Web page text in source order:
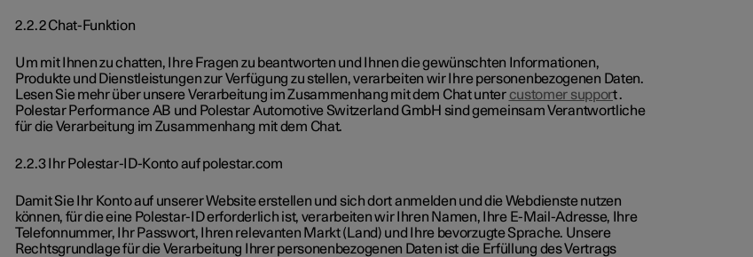
2.2.2 Chat-Funktion
Um mit Ihnen zu chatten, Ihre Fragen zu beantworten und Ihnen die gewünschten Informationen,
Produkte und Dienstleistungen zur Verfügung zu stellen, verarbeiten wir Ihre personenbezogenen Daten.
Lesen Sie mehr über unsere Verarbeitung im Zusammenhang mit dem Chat untercustomer support .
Polestar Performance AB und Polestar Automotive Switzerland GmbH sind gemeinsam Verantwortliche
für die Verarbeitung im Zusammenhang mit dem Chat.
2.2.3 Ihr Polestar-ID-Konto auf polestar.com
Damit Sie Ihr Konto auf unserer Website erstellen und sich dort anmelden und die Webdienste nutzen
können, für die eine Polestar-ID erforderlich ist, verarbeiten wir Ihren Namen, Ihre E-Mail-Adresse, Ihre
Telefonnummer, Ihr Passwort, Ihren relevanten Markt (Land) und Ihre bevorzugte Sprache. Unsere
Rechtsgrundlage für die Verarbeitung Ihrer personenbezogenen Daten ist die Erfüllung des Vertrags